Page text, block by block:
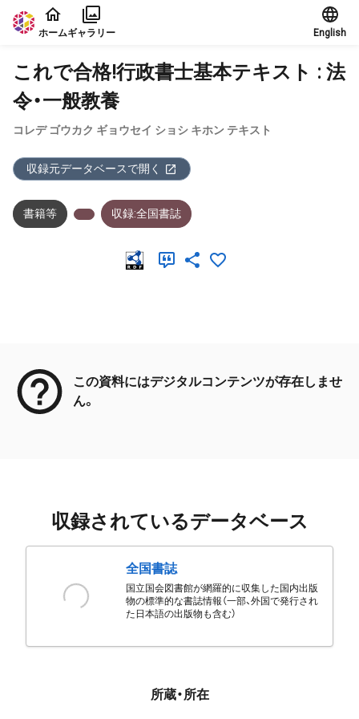
本文に飛ぶ
ホームギャラリー English
これで合格!行政書士基本テキスト : 法
令・一般教養
コレデ ゴウカク ギョウセイ ショシ キホン テキスト
収録元データベースで開く
書籍等 収録:全国書誌
この資料にはデジタルコンテンツが存在しませ
ん。
収録されているデータベース
全国書誌
国立国会図書館が網羅的に収集した国内出版
物の標準的な書誌情報（一部、外国で発行され
た日本語の出版物も含む）
所蔵・所在